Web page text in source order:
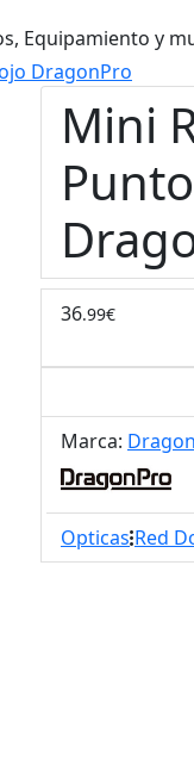
Equipamiento y
DragonPro
Mini
36.99€
Marca:
Opticas Red